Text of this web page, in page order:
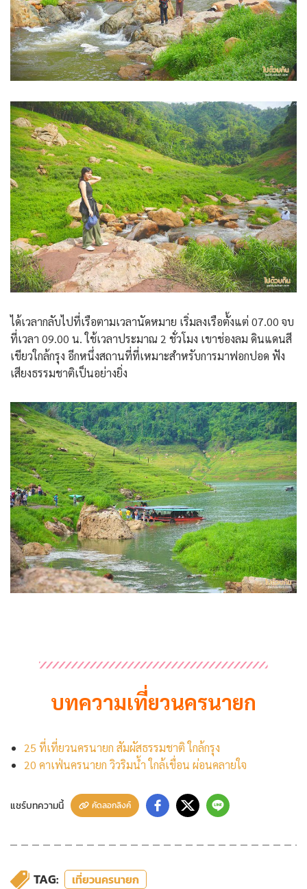
ได้เวลากลับไปที่เรือตามเวลานัดหมาย เริ่มลงเรือตั้งแต่ 07.00 จบ
ที่เวลา 09.00 น. ใช้เวลาประมาณ 2 ชั่วโมง เขาช่องลม ดินแดนสี
เขียวใกล้กรุง อีกหนึ่งสถานที่ที่เหมาะสำหรับการมาฟอกปอด ฟัง
เสียงธรรมชาติเป็นอย่างยิ่ง
บทความเที่ยวนครนายก
25 ที่เที่ยวนครนายก สัมผัสธรรมชาติ ใกล้กรุง
20 คาเฟ่นครนายก วิวริมน้ำ ใกล้เขื่อน ผ่อนคลายใจ
แชร์บทความนี้ คัดลอกลิงค์
TAG: เที่ยวนครนายก